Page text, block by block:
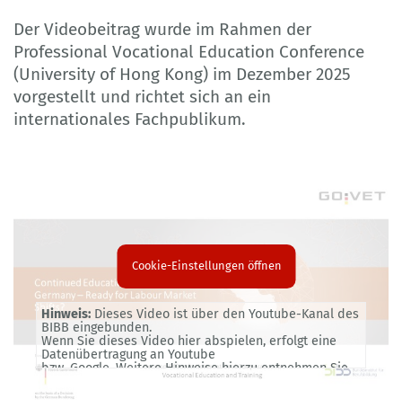
Der Videobeitrag wurde im Rahmen der
Professional Vocational Education Conference
(University of Hong Kong) im Dezember 2025
vorgestellt und richtet sich an ein
internationales Fachpublikum.
Cookie-Einstellungen öffnen
Hinweis: Dieses Video ist über den Youtube-Kanal des
BIBB eingebunden.
Wenn Sie dieses Video hier abspielen, erfolgt eine
Datenübertragung an Youtube
bzw. Google. Weitere Hinweise hierzu entnehmen Sie
bitte unserer
Datenschutzerklärung